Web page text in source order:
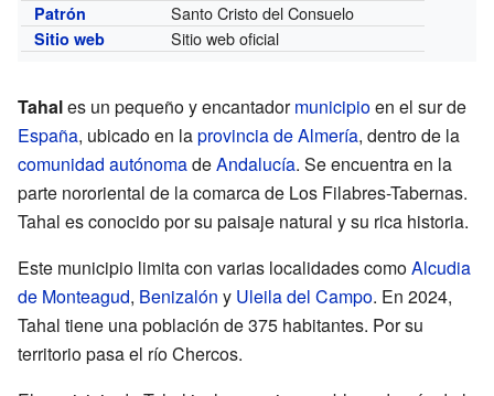
Patrón Santo Cristo del Consuelo
Sitio web Sitio web oficial
Tahales un pequeño y encantadormunicipioen el sur de
España, ubicado en laprovincia de Almería, dentro de la
comunidad autónomadeAndalucía. Se encuentra en la
parte nororiental de la comarca de Los Filabres-Tabernas.
Tahal es conocido por su paisaje natural y su rica historia.
Este municipio limita con varias localidades comoAlcudia
de Monteagud, Benizalón y Uleila del Campo. En 2024,
Tahal tiene una población de 375 habitantes. Por su
territorio pasa el río Chercos.